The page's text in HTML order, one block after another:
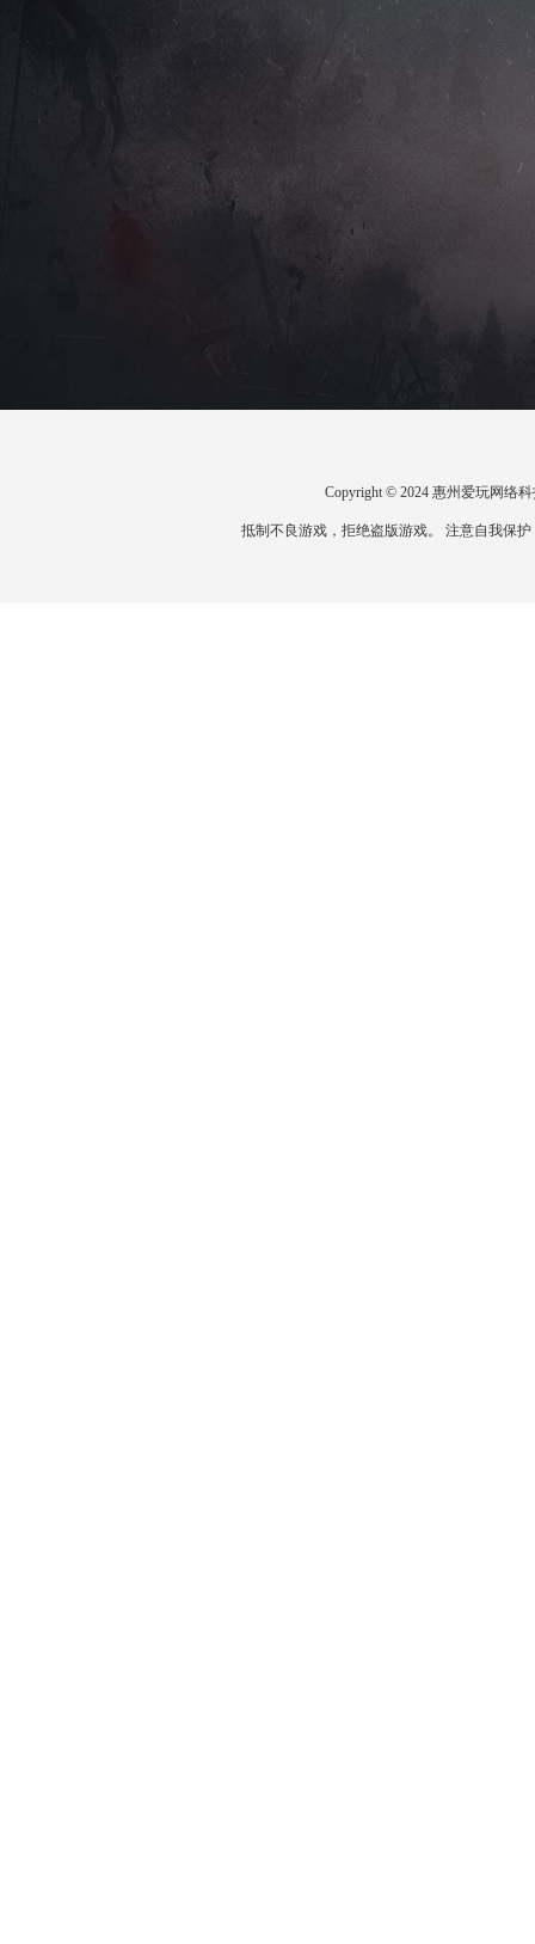
Copyright © 2024 惠州爱玩网络
抵制不良游戏，拒绝盗版游戏。 注意自我保